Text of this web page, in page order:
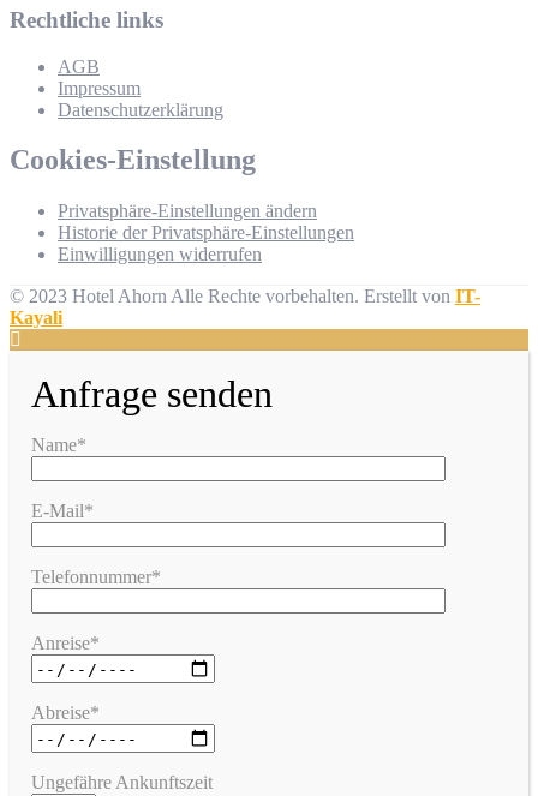
Rechtliche links
AGB
Impressum
Datenschutzerklärung
Cookies-Einstellung
Privatsphäre-Einstellungen ändern
Historie der Privatsphäre-Einstellungen
Einwilligungen widerrufen
© 2023 Hotel Ahorn Alle Rechte vorbehalten. Erstellt von IT-
Kayali
Anfrage senden
Name*
E-Mail*
Telefonnummer*
Anreise*
Abreise*
Ungefähre Ankunftszeit